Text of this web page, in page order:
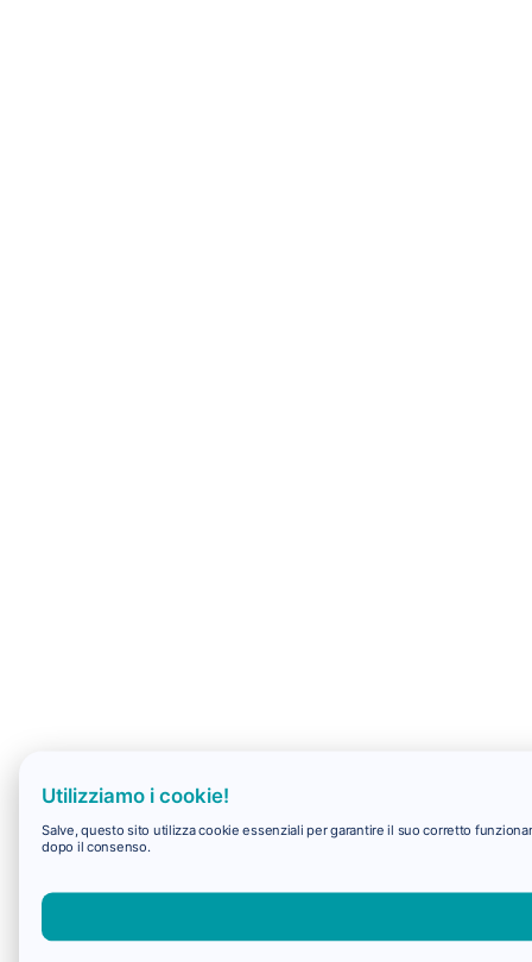
Utilizziamo i cookie!
Salve, questo sito utilizza cookie essenziali per garantire il suo corretto
dopo il consenso.